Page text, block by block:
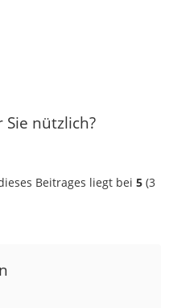
nützlich?
Beitrages liegt bei 5 (3